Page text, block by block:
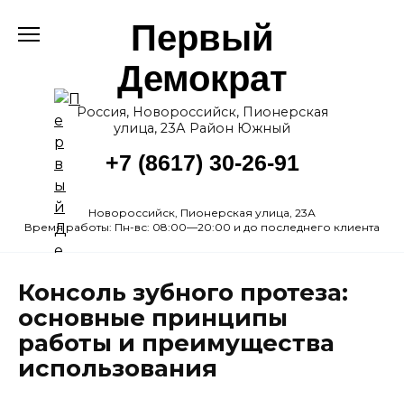
Первый
Демократ
Россия, Новороссийск, Пионерская
улица, 23А Район Южный
+7 (8617) 30-26-91
Новороссийск, Пионерская улица, 23А
Время работы: Пн-вс: 08:00—20:00 и до последнего клиента
Консоль зубного протеза:
основные принципы
работы и преимущества
использования